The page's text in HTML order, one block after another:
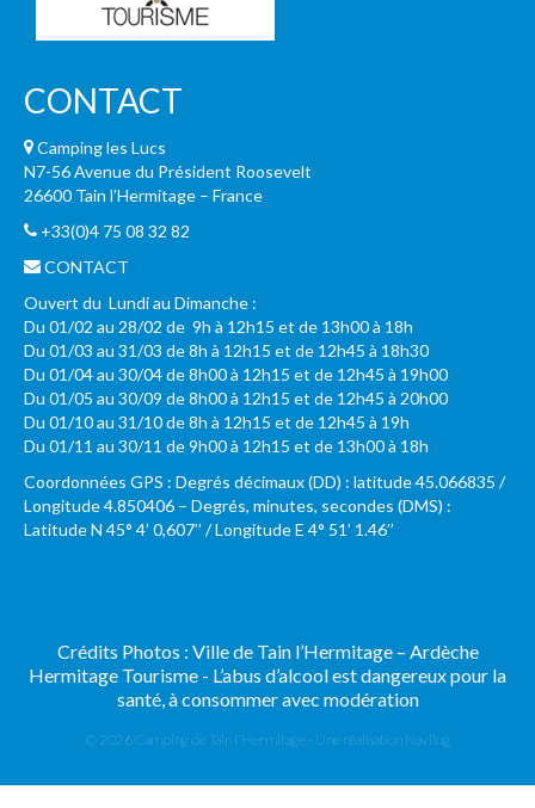
CONTACT
Camping les Lucs
N7-56 Avenue du Président Roosevelt
26600 Tain l’Hermitage – France
+33(0)4 75 08 32 82
CONTACT
Ouvert du Lundi au Dimanche :
Du 01/02 au 28/02 de 9h à 12h15 et de 13h00 à 18h
Du 01/03 au 31/03 de 8h à 12h15 et de 12h45 à 18h30
Du 01/04 au 30/04 de 8h00 à 12h15 et de 12h45 à 19h00
Du 01/05 au 30/09 de 8h00 à 12h15 et de 12h45 à 20h00
Du 01/10 au 31/10 de 8h à 12h15 et de 12h45 à 19h
Du 01/11 au 30/11 de 9h00 à 12h15 et de 13h00 à 18h
Coordonnées GPS : Degrés décimaux (DD) : latitude 45.066835 /
Longitude 4.850406 – Degrés, minutes, secondes (DMS) :
Latitude N 45° 4’ 0,607’’ / Longitude E 4° 51’ 1.46’’
Crédits Photos : Ville de Tain l’Hermitage – Ardèche
Hermitage Tourisme - L’abus d’alcool est dangereux pour la
santé, à consommer avec modération
© 2026 Camping de Tain l'Hermitage - Une réalisation Navilog